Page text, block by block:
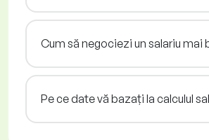
Cum să negociezi un salariu mai
Pe ce date vă bazați la calculul